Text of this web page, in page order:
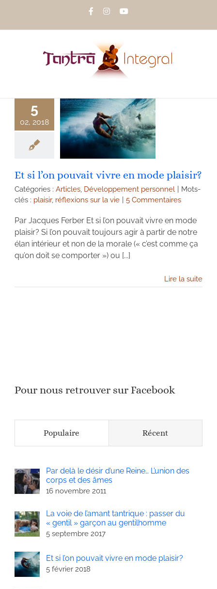
contenu
FacebookInstagram
5
02, 2018
Et si l’on pouvait vivre en mode plaisir?
Catégories : Articles, Développement personnel
Mots-
clés : plaisir, réflexions sur la vie 5 Commentaires
Par Jacques Ferber Et si l’on pouvait vivre en mode
plaisir? Si l’on pouvait toujours agir à partir de notre
élan intérieur et non de la morale (« c’est comme ça
qu’on doit se comporter ») ou [...]
Lire la suite
Pour nous retrouver sur Facebook
Populaire Récent
Par delà le désir d’une Reine… L’union des
corps et des âmes
16 novembre 2011
La voie de l’amant tantrique : passer du
« gentil » garçon au gentilhomme
5 septembre 2017
Et si l’on pouvait vivre en mode plaisir?
5 février 2018